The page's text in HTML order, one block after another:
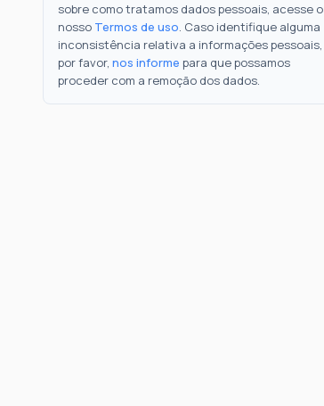
sobre como tratamos dados pessoais, acesse o
nosso Termos de uso. Caso identifique alguma
inconsistência relativa a informações pessoais,
por favor, nos informe para que possamos
proceder com a remoção dos dados.